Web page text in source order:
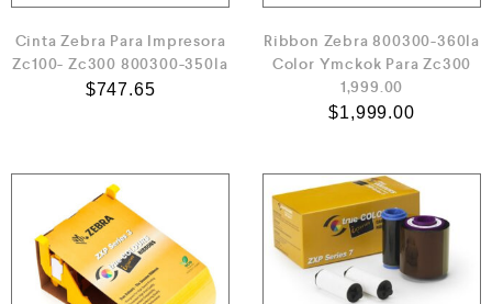
Cinta Zebra Para Impresora
Zc100- Zc300 800300-350la
$747.65
Ribbon Zebra 800300-360la
Color Ymckok Para Zc300
1,999.00
$1,999.00